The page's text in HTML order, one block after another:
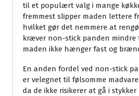
til et populært valg i mange
fremmest slipper maden lettere
hvilket gør det nemmere at
kræver non-stick panden mindre
maden ikke hænger fast og
En anden fordel ved non-stick
er velegnet til følsomme
da de ikke risikerer at gå i